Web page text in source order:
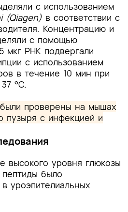
с использованием
(Qiagen) в соответствии с
Концентрацию и
с помощью
мкг РНК подвергали
с использованием
в течение 10 мин при
°С.
проверены на мышах
пузыря с инфекцией и
высокого уровня глюкозы
было
уроэпителиальных